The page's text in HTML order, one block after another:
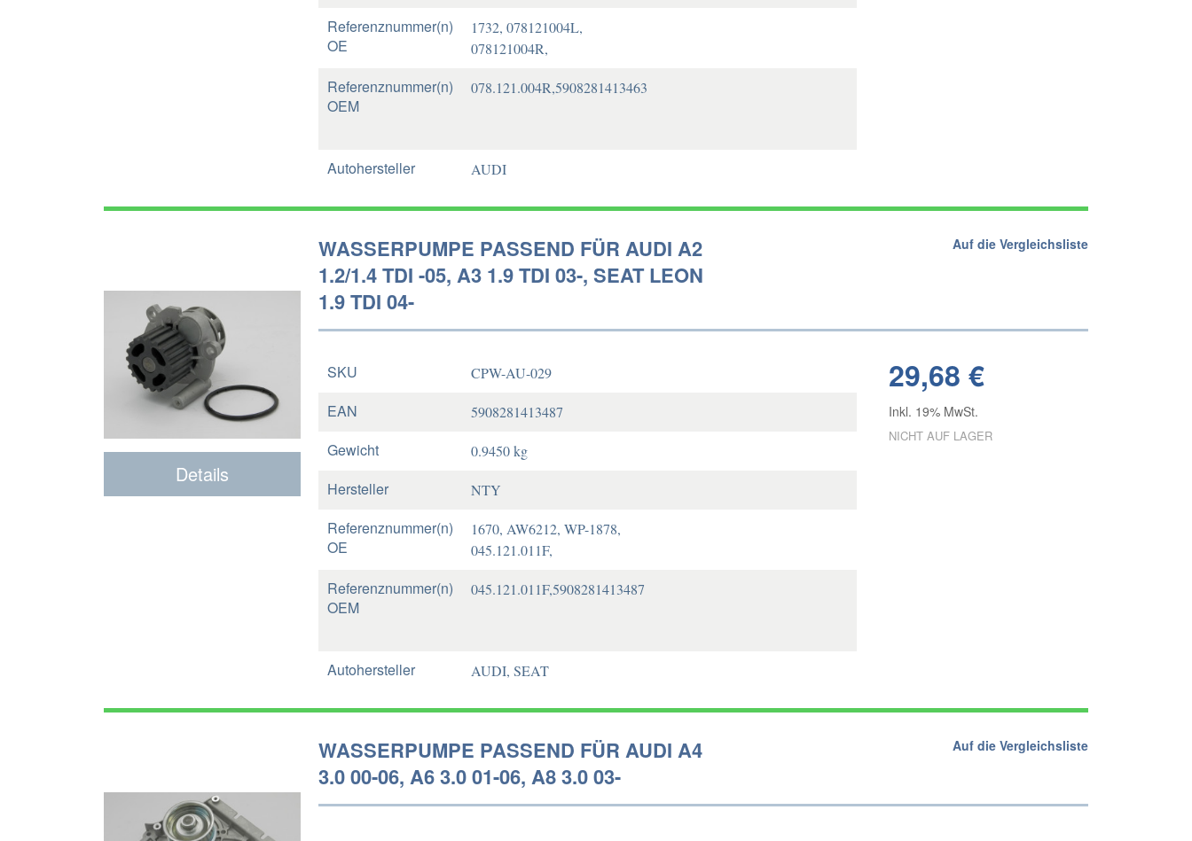
Referenznummer(n)
OE
1732, 078121004L,
078121004R,
Referenznummer(n)
OEM
078.121.004R,5908281413463
Autohersteller AUDI
Details
WASSERPUMPE PASSEND FÜR AUDI A2
1.2/1.4 TDI -05, A3 1.9 TDI 03-, SEAT LEON
1.9 TDI 04-
Auf die Vergleichsliste
29,68 €
Inkl. 19% MwSt.
NICHT AUF LAGER
SKU CPW-AU-029
EAN 5908281413487
Gewicht 0.9450 kg
Hersteller NTY
Referenznummer(n)
OE
1670, AW6212, WP-1878,
045.121.011F,
Referenznummer(n)
OEM
045.121.011F,5908281413487
Autohersteller AUDI, SEAT
WASSERPUMPE PASSEND FÜR AUDI A4
3.0 00-06, A6 3.0 01-06, A8 3.0 03-
Auf die Vergleichsliste